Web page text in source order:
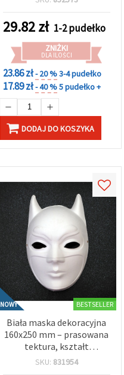
30128
29.82zł 1-2 pudełko
ZNIŻKI
DLA ILOŚCI
23.86 zł- 20 %3-4 pudełko
17.89 zł- 40 %5 pudełko +
DODAJ DO KOSZYKA
NOWY BESTSELLER
Biała maska dekoracyjna
160x250 mm – prasowana
tektura, kształt
superbohatera do DIY,
SKU: 831954